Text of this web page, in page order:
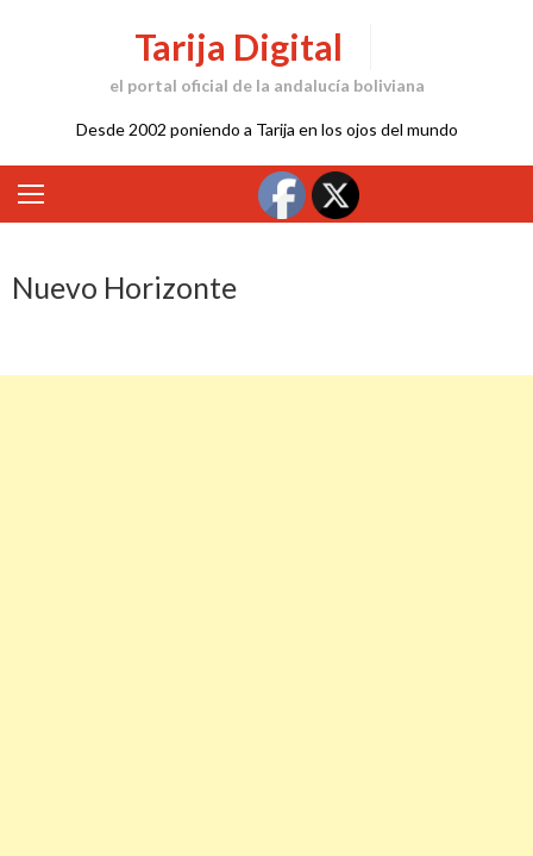
Tarija Digital
el portal oficial de la andalucía boliviana
Desde 2002 poniendo a Tarija en los ojos del mundo
Nuevo Horizonte